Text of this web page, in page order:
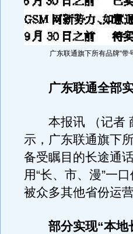
广东联通旗下所有品牌“带
广东联通全部
本报讯 （记者
示，广东联通旗下
备受瞩目的长途通
用“长、市、漫”一
被众多其他省份运营
部分实现“本地